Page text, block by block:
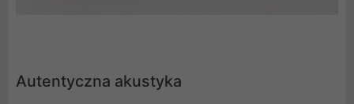
Autentyczna akustyka